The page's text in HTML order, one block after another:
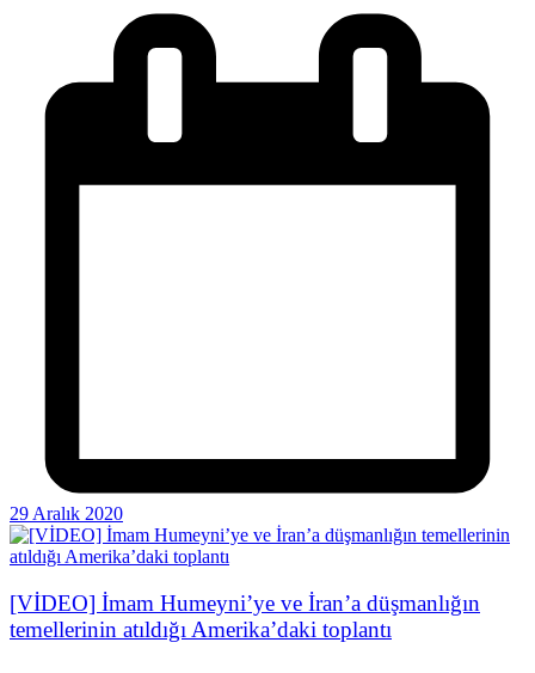
29 Aralık 2020
[VİDEO] İmam Humeyni’ye ve İran’a düşmanlığın
temellerinin atıldığı Amerika’daki toplantı